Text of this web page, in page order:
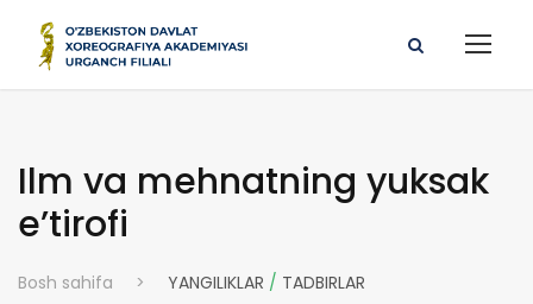
Ilm va mehnatning yuksak
e’tirofi
Bosh sahifa > YANGILIKLAR / TADBIRLAR